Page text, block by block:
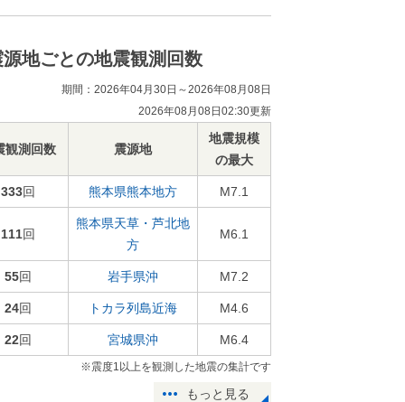
源地ごとの地震観測回数
期間：2026年04月30日～2026年08月08日
2026年08月08日02:30更新
観測回数 震源地
地震規模
の最大
333回 熊本県熊本地方 M7.1
111回
熊本県天草・芦北地
方
M6.1
55回 岩手県沖 M7.2
24回 トカラ列島近海 M4.6
22回 宮城県沖 M6.4
※震度1以上を観測した地震の集計です
もっと見る